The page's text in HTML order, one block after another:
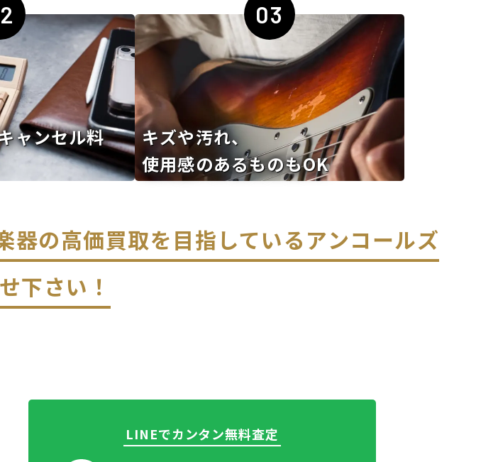
ャンセル料
03
キズや汚れ、
使用感のあるものもOK
の高価買取を目指しているアンコールズ
下さい！
LINEでカンタン無料査定